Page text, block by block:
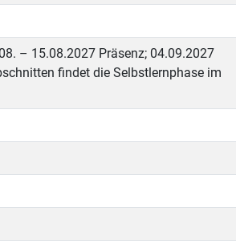
– 15.08.2027 Präsenz; 04.09.2027
findet die Selbstlernphase im